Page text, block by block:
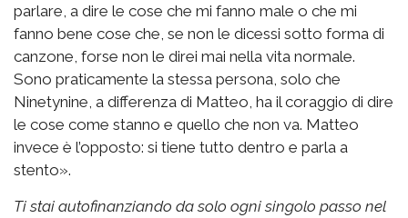
parlare, a dire le cose che mi fanno male o che mi
fanno bene cose che, se non le dicessi sotto forma di
canzone, forse non le direi mai nella vita normale.
Sono praticamente la stessa persona, solo che
Ninetynine, a differenza di Matteo, ha il coraggio di dire
le cose come stanno e quello che non va. Matteo
invece è l’opposto: si tiene tutto dentro e parla a
stento».
Ti stai autofinanziando da solo ogni singolo passo nel